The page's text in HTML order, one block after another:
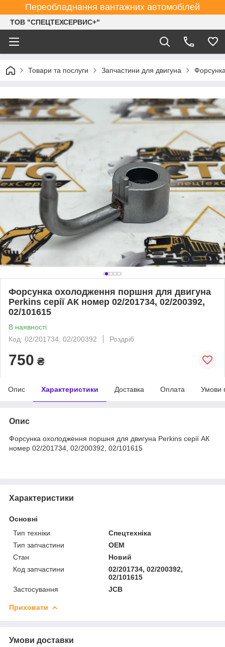
Переобладнання вантажних автомобілей
ТОВ "СПЕЦТЕХСЕРВИС+"
Товари та послуги Запчастини для двигуна
Форсунка охолодження поршня для двигуна
Perkins серії АК номер 02/201734, 02/200392,
02/101615
В наявності
Код: 02/201734, 02/200392
Роздріб
750 ₴
Опис Характеристики Доставка Оплата Умови
Опис
Форсунка охолодження поршня для двигуна Perkins серії АК
номер 02/201734, 02/200392, 02/101615
Характеристики
Основні
Тип техніки
Спецтехніка
Тип запчастини
OEM
Стан
Новий
Код запчастини
02/201734, 02/200392,
02/101615
Застосування
JCB
Приховати
Умови доставки